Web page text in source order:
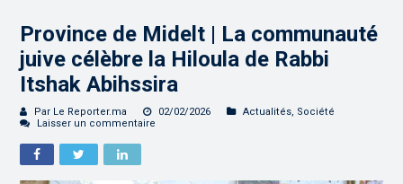
Province de Midelt | La communauté
juive célèbre la Hiloula de Rabbi
Itshak Abihssira
Par Le Reporter.ma 02/02/2026 Actualités, Société
Laisser un commentaire